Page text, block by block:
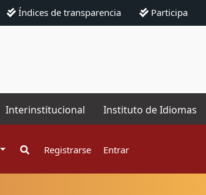
Índices de transparencia Participa
Interinstitucional Instituto de Idiomas
Registrarse Entrar